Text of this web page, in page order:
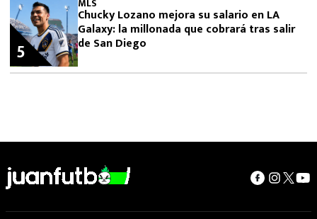
MLS
Chucky Lozano mejora su salario en LA
Galaxy: la millonada que cobrará tras salir
de San Diego
5